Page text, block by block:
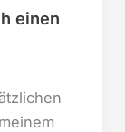
einen